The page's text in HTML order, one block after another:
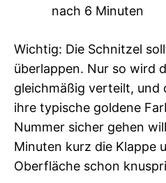
nach 6 Minuten
Wichtig: Die Schnitzel
überlappen. Nur so wird
gleichmäßig verteilt, und
ihre typische goldene
Nummer sicher gehen
Minuten kurz die Klappe
Oberfläche schon